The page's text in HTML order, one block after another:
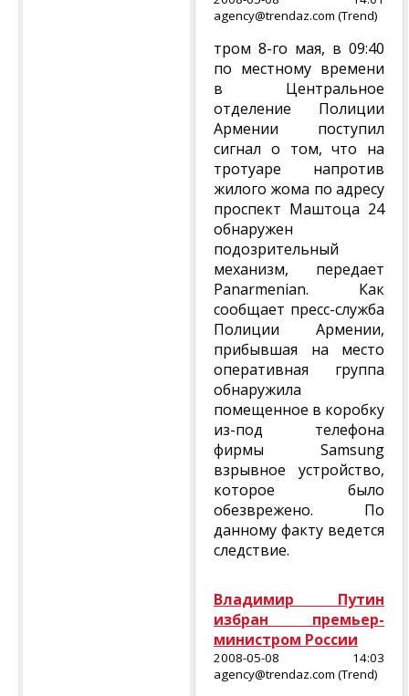
agency@trendaz.com (Trend)
тром 8-го мая, в 09:40
по местному времени
в Центральное
отделение Полиции
Армении поступил
сигнал о том, что на
тротуаре напротив
жилого жома по адресу
проспект Маштоца 24
обнаружен
подозрительный
механизм, передает
Panarmenian. Как
сообщает пресс-служба
Полиции Армении,
прибывшая на место
оперативная группа
обнаружила
помещенное в коробку
из-под телефона
фирмы Samsung
взрывное устройство,
которое было
обезврежено. По
данному факту ведется
следствие.
Владимир Путин
избран премьер-
министром России
2008-05-08 14:03
agency@trendaz.com (Trend)